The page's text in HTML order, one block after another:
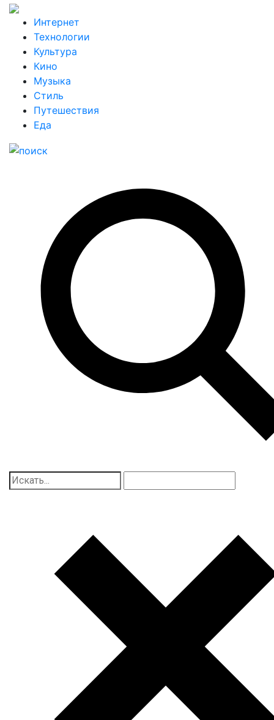
Интернет
Технологии
Культура
Кино
Музыка
Стиль
Путешествия
Еда